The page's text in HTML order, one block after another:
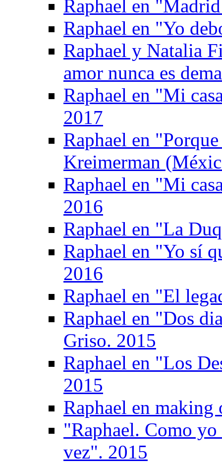
Raphael en
Raphael en "Yo
Raphael y Natalia
amor nunca es
Raphael en "Mi
2017
Raphael en
Kreimerman
Raphael en "Mi
2016
Raphael en "La
Raphael en "Yo sí
2016
Raphael en "El
Raphael en "Dos
Griso. 2015
Raphael en "Los
2015
Raphael en
"Raphael. Como
vez". 2015